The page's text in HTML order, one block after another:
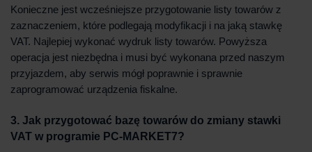
Konieczne jest wcześniejsze przygotowanie listy towarów z
zaznaczeniem, które podlegają modyfikacji i na jaką stawkę
VAT. Najlepiej wykonać wydruk listy towarów. Powyższa
operacja jest niezbędna i musi być wykonana przed naszym
przyjazdem, aby serwis mógł poprawnie i sprawnie
zaprogramować urządzenia fiskalne.
3. Jak przygotować bazę towarów do zmiany stawki
VAT w programie PC-MARKET7?